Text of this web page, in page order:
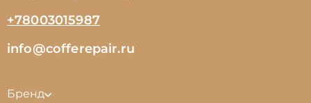
+78003015987
info@cofferepair.ru
Бренд